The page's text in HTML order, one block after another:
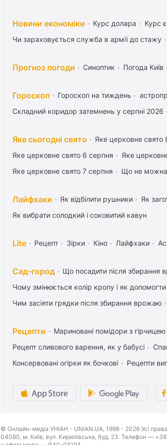
Новини економіки Курс долара Курс
Чи зараховується служба в армії до стажу
Прогноз погоди Синоптик Погода Київ
Гороскоп Гороскоп на тиждень
Складний коридор затемнень у серпні 2026
Яке сьогодні свято Яке церковне свято
Яке церковне свято 6 серпня
Яке
Яке церковне свято 7 серпня
Що не можна
Лайфхаки Як відбілити рушники Як
Як вибрати солодкий і соковитий кавун
Lite Рецепт Зірки Кіно Лайфхаки
Сад-город Що посадити після збирання
Чому змінюється колір кропу і як допомогти
Чим засіяти грядки після збирання врожаю
Рецепти Мариновані помідори з гірчицею
Рецепт сливового варення, як у бабусі
Консервовані огірки як бочкові
Рецепти
© Онлайн-медіа УНІАН - UNIAN.UA, 1998 - 2026 Усі
04080, м. Київ, вул. Кирилівська, буд. 23. Телефон —